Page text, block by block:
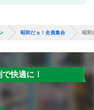
昭和だョ！全員集合 昭和
快適に！